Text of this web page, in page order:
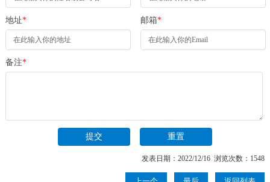
地址* 邮箱*
备注*
发表日期：2022/12/16 浏览次数：1548